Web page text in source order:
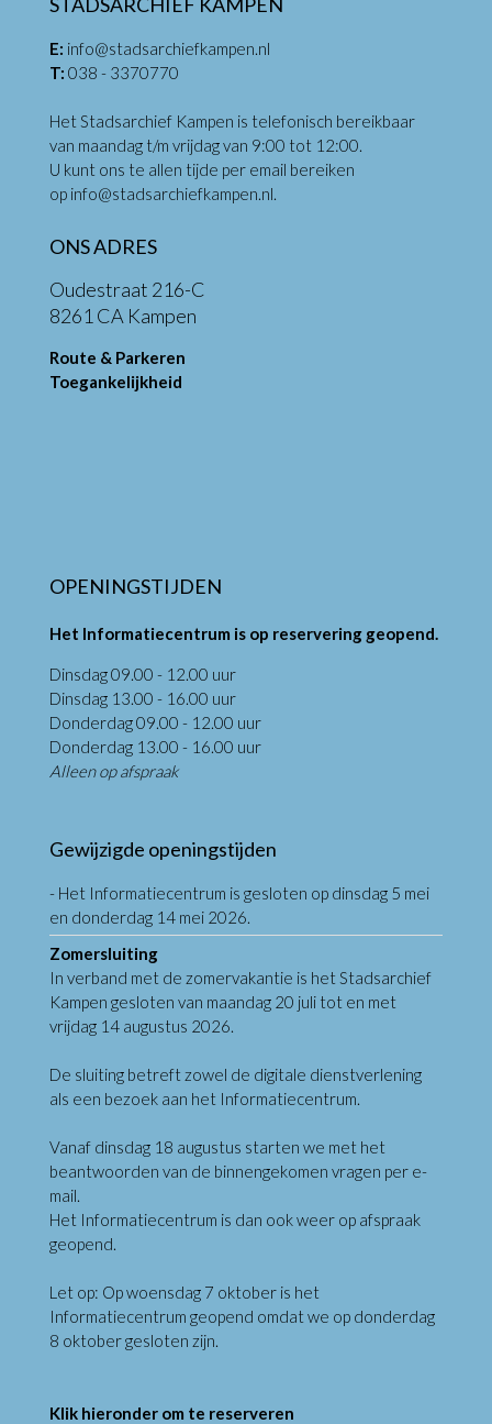
E: info@stadsarchiefkampen.nl
T: 038 - 3370770
Het Stadsarchief Kampen is telefonisch bereikbaar
van maandag t/m vrijdag van 9:00 tot 12:00.
U kunt ons te allen tijde per email bereiken
op info@stadsarchiefkampen.nl
ONS ADRES
Oudestraat 216-C
8261 CA Kampen
Route & Parkeren
Toegankelijkheid
OPENINGSTIJDEN
Het Informatiecentrum is op reservering geopend.
Dinsdag 09.00 - 12.00 uur
Dinsdag 13.00 - 16.00 uur
Donderdag 09.00 - 12.00 uur
Donderdag 13.00 - 16.00 uur
Alleen op afspraak
Gewijzigde openingstijden
- Het Informatiecentrum is gesloten op dinsdag 5 mei
en donderdag 14 mei 2026.
Zomersluiting
In verband met de zomervakantie is het Stadsarchief
Kampen gesloten van maandag 20 juli tot en met
vrijdag 14 augustus 2026.
De sluiting betreft zowel de digitale dienstverlening
als een bezoek aan het Informatiecentrum.
Vanaf dinsdag 18 augustus starten we met het
beantwoorden van de binnengekomen vragen per e-
mail.
Het Informatiecentrum is dan ook weer op afspraak
geopend.
Let op: Op woensdag 7 oktober is het
Informatiecentrum geopend omdat we op donderdag
8 oktober gesloten zijn.
Klik hieronder om te reserveren